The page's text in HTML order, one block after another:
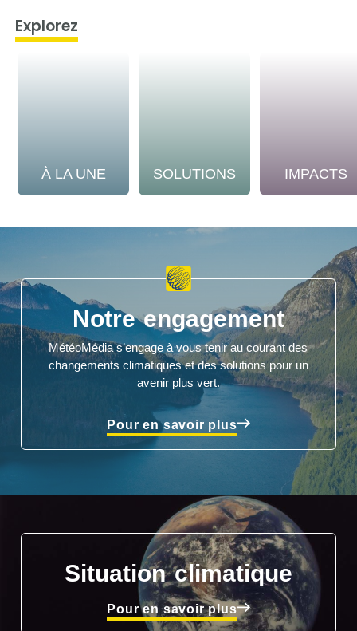
Explorez
À LA UNE SOLUTIONS IMPACTS
Notre engagement
MétéoMédia s’engage à vous tenir au courant des
changements climatiques et des solutions pour un
avenir plus vert.
Pour en savoir plus
Situation climatique
Pour en savoir plus